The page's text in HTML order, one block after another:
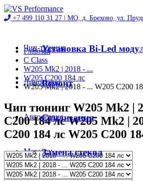
+7 499 110 31 27 | МО, д. Брехово, ул.
Чип-тюнинг
Диностенд
Автосервис
Магазин
Установка Bi-Led
Ремонт
Стилизация
Замена стекол
Главная
C Class
W205 Mk2 | 2018 - ...
W205 C200 184 лс
W205 Mk2 | 2018 - ... W205 C200
Чип тюнинг W205 Mk2 |
C200 184 лс W205 Mk2 |
C200 184 лс W205 C200